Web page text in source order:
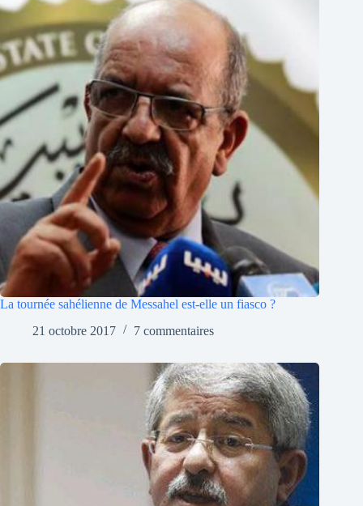
La tournée sahélienne de Messahel est-elle un fiasco ?
21 octobre 2017
7 commentaires